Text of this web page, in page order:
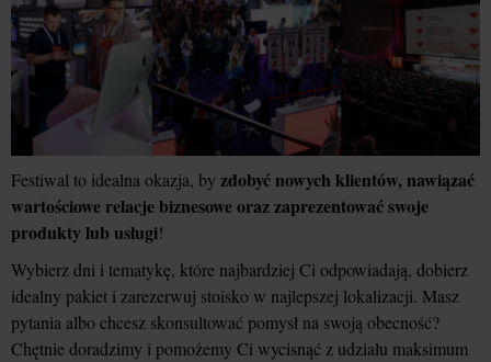
Festiwal to idealna okazja, by zdobyć nowych klientów, nawiązać
wartościowe relacje biznesowe oraz zaprezentować swoje
produkty lub usługi!
Wybierz dni i tematykę, które najbardziej Ci odpowiadają, dobierz
idealny pakiet i zarezerwuj stoisko w najlepszej lokalizacji. Masz
pytania albo chcesz skonsultować pomysł na swoją obecność?
Chętnie doradzimy i pomożemy Ci wycisnąć z udziału maksimum